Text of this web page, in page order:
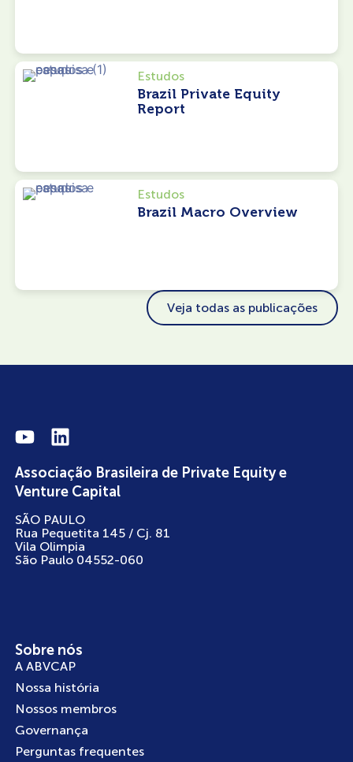
Estudos
Brazil Private Equity
Report
Estudos
Brazil Macro Overview
Veja todas as publicações
Associação Brasileira de Private Equity e
Venture Capital
SÃO PAULO
Rua Pequetita 145 / Cj. 81
Vila Olimpia
São Paulo 04552-060
Sobre nós
A ABVCAP
Nossa história
Nossos membros
Governança
Perguntas frequentes